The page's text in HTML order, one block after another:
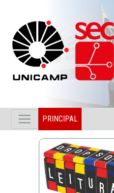
PRINCIPAL